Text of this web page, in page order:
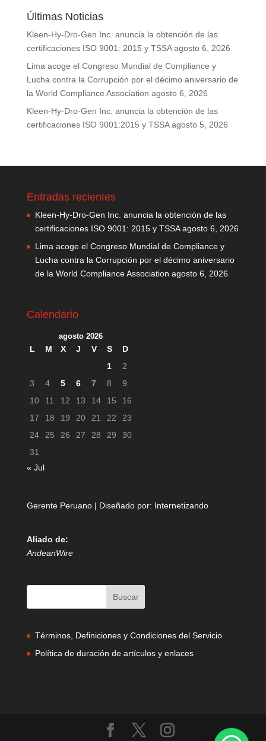
Últimas Noticias
Kleen-Hy-Dro-Gen Inc. anuncia la obtención de las
certificaciones ISO 9001: 2015 y TSSA agosto 6, 2026
Lima acoge el Congreso Mundial de Compliance y
Lucha contra la Corrupción por el décimo aniversario de
la World Compliance Association agosto 6, 2026
Kleen-Hy-Dro-Gen Inc. anuncia la obtención de las
certificaciones ISO 9001:2015 y TSSA agosto 5, 2026
Entradas recientes
Kleen-Hy-Dro-Gen Inc. anuncia la obtención de las
certificaciones ISO 9001: 2015 y TSSA agosto 6, 2026
Lima acoge el Congreso Mundial de Compliance y
Lucha contra la Corrupción por el décimo aniversario
de la World Compliance Association agosto 6, 2026
Calendario
agosto 2026
L M X J V S
D
1
2
3
4 5 6 7 8
9
10
11 12 13 14 15
16
17
18 19 20 21 22
23
24
25 26 27 28 29
30
31
« Jul
Gerente Peruano | Diseñado por: Internetizando
Aliado de:
AndeanWire
Términos, Definiciones y Condiciones del Servicio
Política de duración de artículos y enlaces